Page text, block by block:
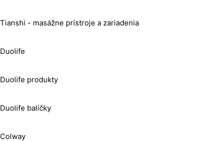
Tianshi - masážne prístroje a zariadenia
Duolife
Duolife produkty
Duolife balíčky
Colway